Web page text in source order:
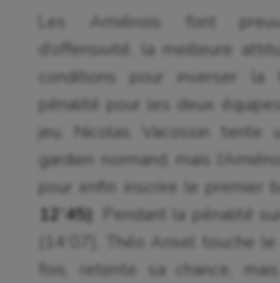
Aéronautique
Athlétisme
Les Amiénois font
d’offensivité, la meilleure
conditions pour inverser la
pénalité pour les deux
jeu, Nicolas Vacossin tente
gardien normand, mais
pour enfin inscrire le premier
12’45) . Pendant la pénalité
(14’07), Théo Ansel touche
fois, retente sa chance,